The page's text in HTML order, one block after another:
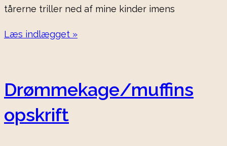
tårerne triller ned af mine kinder imens
Læs indlægget »
Drømmekage/muffins
opskrift